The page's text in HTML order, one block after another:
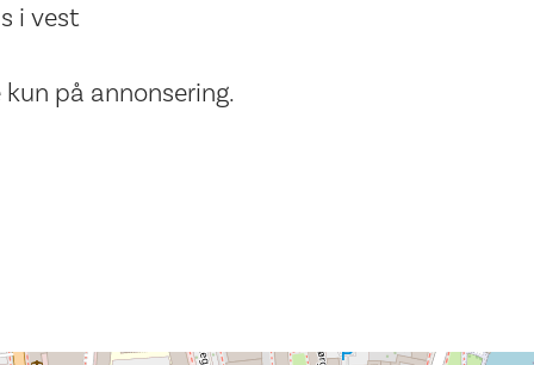
i vest
på annonsering.